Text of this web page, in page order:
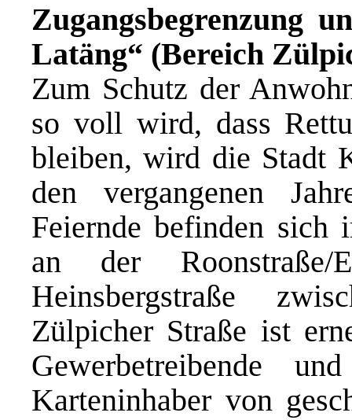
Zugangsbegrenzung
Latäng“ (Bereich
Zum Schutz der
so voll wird, dass
bleiben, wird die Stadt
den vergangenen
Feiernde befinden sich
an der Roonstraße/
Heinsbergstraße
Zülpicher Straße ist
Gewerbetreibende
Karteninhaber von